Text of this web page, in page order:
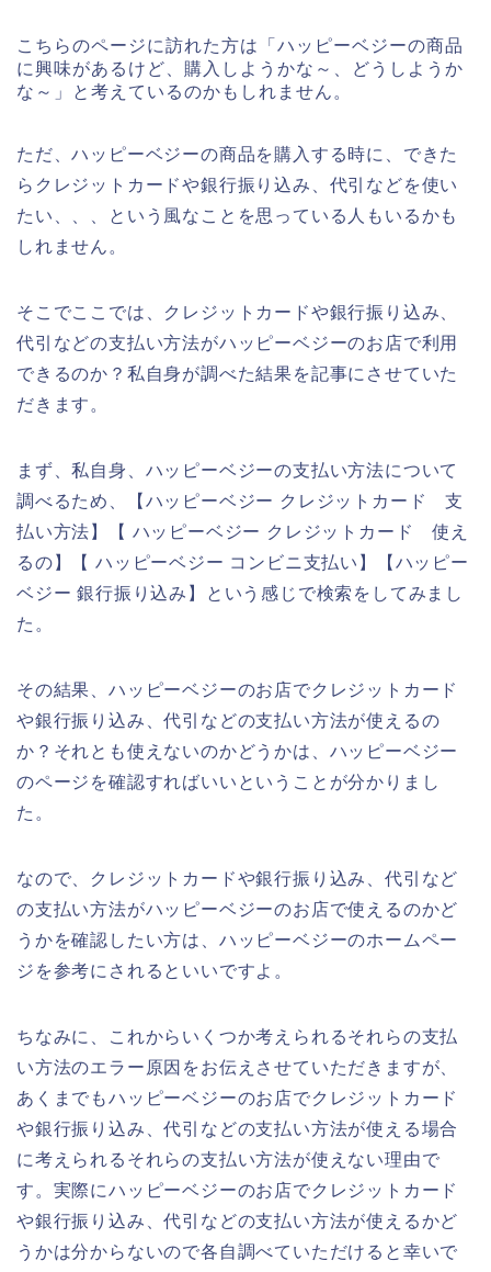
こちらのページに訪れた方は「ハッピーベジーの商品
に興味があるけど、購入しようかな～、どうしようか
な～」と考えているのかもしれません。
ただ、ハッピーベジーの商品を購入する時に、できた
らクレジットカードや銀行振り込み、代引などを使い
たい、、、という風なことを思っている人もいるかも
しれません。
そこでここでは、クレジットカードや銀行振り込み、
代引などの支払い方法がハッピーベジーのお店で利用
できるのか？私自身が調べた結果を記事にさせていた
だきます。
まず、私自身、ハッピーベジーの支払い方法について
調べるため、【ハッピーベジー クレジットカード 支
払い方法】【 ハッピーベジー クレジットカード 使え
るの】【 ハッピーベジー コンビニ支払い】【ハッピー
ベジー 銀行振り込み】という感じで検索をしてみまし
た。
その結果、ハッピーベジーのお店でクレジットカード
や銀行振り込み、代引などの支払い方法が使えるの
か？それとも使えないのかどうかは、ハッピーベジー
のページを確認すればいいということが分かりまし
た。
なので、クレジットカードや銀行振り込み、代引など
の支払い方法がハッピーベジーのお店で使えるのかど
うかを確認したい方は、ハッピーベジーのホームペー
ジを参考にされるといいですよ。
ちなみに、これからいくつか考えられるそれらの支払
い方法のエラー原因をお伝えさせていただきますが、
あくまでもハッピーベジーのお店でクレジットカード
や銀行振り込み、代引などの支払い方法が使える場合
に考えられるそれらの支払い方法が使えない理由で
す。実際にハッピーベジーのお店でクレジットカード
や銀行振り込み、代引などの支払い方法が使えるかど
うかは分からないので各自調べていただけると幸いで